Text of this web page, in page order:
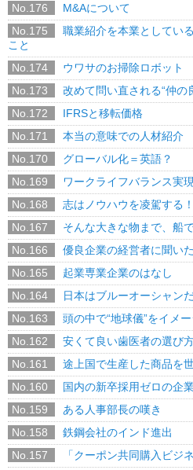
No.176
M&Aについて
No.175
職業紹介を本業としてい
こと
No.174
ウワサのお掃除ロボット
No.173
改めて問い直される“仲の
No.172
IFRSと移転価格
No.171
本当の意味での人材紹介
No.170
グローバル化＝英語？
No.169
ワークライフバランス実
No.168
志はノウハウを凌駕する！
No.167
そんな大きな物まで、船
No.166
優良企業の経営者に聞い
No.165
起業専業企業のはなし
No.164
日本はブルーオーシャン
No.163
頭の中で“地球儀”をイメ
No.162
安くて良い歯医者の選び
No.161
途上国で生産した商品を
No.160
国内の新卒採用ゼロの企
No.159
ある人事部長の嘆き
No.158
鉄鋼会社のインド進出
No.157
「クーポン共同購入ビジ